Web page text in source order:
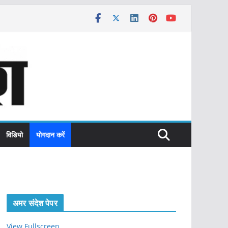
विडियो योगदान करें
अमर संदेश पेपर